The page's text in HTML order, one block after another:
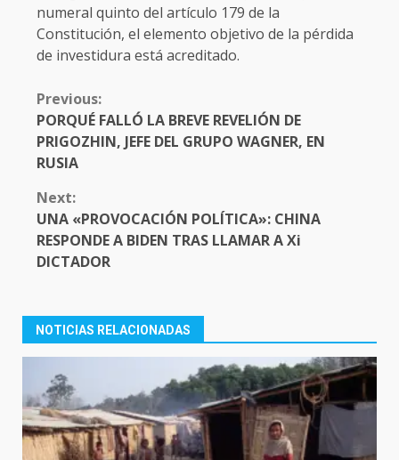
numeral quinto del artículo 179 de la
Constitución, el elemento objetivo de la pérdida
de investidura está acreditado.
CONTINUE
READING
Previous:
PORQUÉ FALLÓ LA BREVE REVELIÓN DE
PRIGOZHIN, JEFE DEL GRUPO WAGNER, EN
RUSIA
Next:
UNA «PROVOCACIÓN POLÍTICA»: CHINA
RESPONDE A BIDEN TRAS LLAMAR A Xi
DICTADOR
NOTICIAS RELACIONADAS